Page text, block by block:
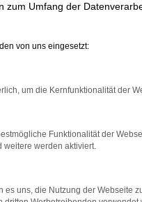
bestimmter Seiten
dem neuesten Stand
kann auch dazu
zum Umfang der
von uns eingesetzt:
um die Kernfunktionalität der
Funktionalität der
weitere werden aktiviert.
es uns, die Nutzung der Webseite